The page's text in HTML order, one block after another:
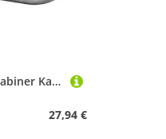
Dörner + Helmer Karabiner Karabinerhaken Ø 4 mm galvanisch verzinkt 4815034
27,94 €